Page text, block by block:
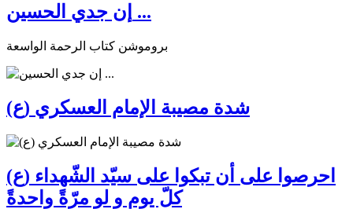
إن جدي الحسين ...
بروموشن كتاب الرحمة الواسعة
شدة مصيبة الإمام العسكري (ع)
احرصوا على أن تبكوا على سيّد الشّهداء (ع)
كلّ يوم و لو مرّةً واحدةً